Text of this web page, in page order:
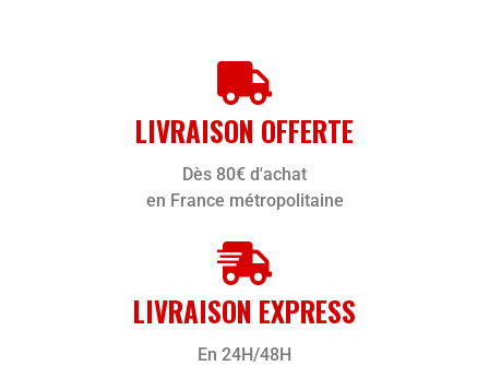
LIVRAISON OFFERTE
Dès 80€ d'achat
en France métropolitaine
LIVRAISON EXPRESS
En 24H/48H